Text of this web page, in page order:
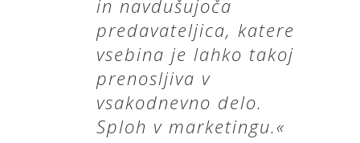
in navdušujoča
predavateljica, katere
vsebina je lahko takoj
prenosljiva v
vsakodnevno delo.
Sploh v marketingu.«